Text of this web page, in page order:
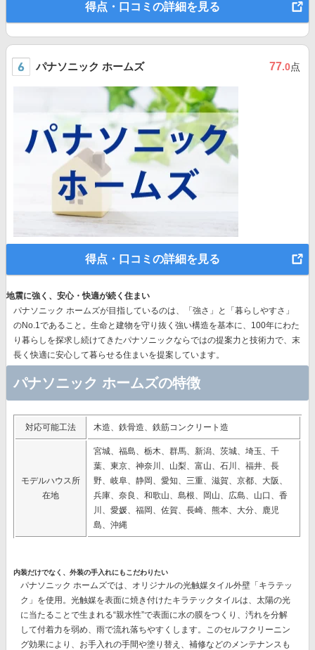
得点・口コミの詳細を見る
パナソニック ホームズ 77.0点
得点・口コミの詳細を見る
地震に強く、安心・快適が続く住まい
パナソニック ホームズが目指しているのは、「強さ」と「暮らしやすさ」
のNo.1であること。生命と建物を守り抜く強い構造を基本に、 100年にわた
り暮らしを探求し続けてきたパナソニックならではの提案力と技術力で、末
長く快適に安心して暮らせる住まいを提案しています。
パナソニック ホームズの特徴
対応可能工法 木造、鉄骨造、鉄筋コンクリート造
モデルハウス所
在地
宮城、福島、栃木、群馬、新潟、茨城、埼玉、千
葉、東京、神奈川、山梨、富山、石川、福井、長
野、岐阜、静岡、愛知、三重、滋賀、京都、大阪、
兵庫、奈良、和歌山、島根、岡山、広島、山口、香
川、愛媛、福岡、佐賀、長崎、熊本、大分、鹿児
島、沖縄
内装だけでなく、外装の手入れにもこだわりたい
パナソニック ホームズでは、オリジナルの光触媒タイル外壁「キラテッ
ク」 を使用。光触媒を表面に焼き付けたキラテックタイルは、太陽の光
に当たることで生まれる“親水性”で表面に水の膜をつくり、汚れを分解
して付着力を弱め、雨で流れ落ちやすくします。このセルフクリーニン
グ効果により、 お手入れの手間や塗り替え、補修などのメンテナンスも